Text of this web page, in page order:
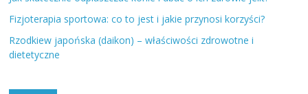
Fizjoterapia sportowa: co to jest i jakie przynosi korzyści?
Rzodkiew japońska (daikon) – właściwości zdrowotne i
dietetyczne